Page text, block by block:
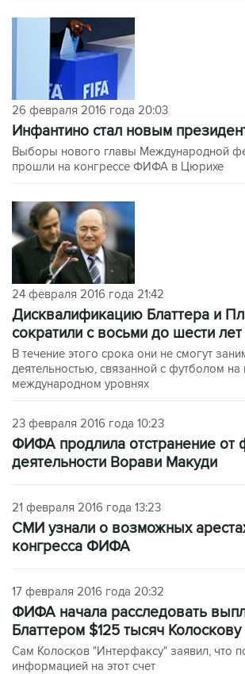
26 февраля 2016 года 20:03
Инфантино стал новым
Выборы нового главы Международной
прошли на конгрессе ФИФА в Цюрихе
24 февраля 2016 года 21:42
Дисквалификацию Блаттера и
сократили с восьми до шести лет
В течение этого срока они не смогут
деятельностью, связанной с футболом
международном уровнях
23 февраля 2016 года 10:23
ФИФА продлила отстранение от
деятельности Ворави Макуди
21 февраля 2016 года 13:23
СМИ узнали о возможных
конгресса ФИФА
17 февраля 2016 года 20:32
ФИФА начала расследовать
Блаттером $125 тысяч Колоскову
Сам Колосков "Интерфаксу" заявил, что
информацией на этот счет